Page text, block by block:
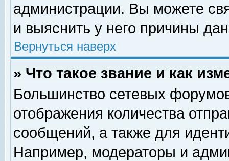
администрации. Вы можете
и выяснить у него причины
Вернуться наверх
» Что такое звание и как
Большинство сетевых
отображения количества
сообщений, а также для
Например, модераторы и